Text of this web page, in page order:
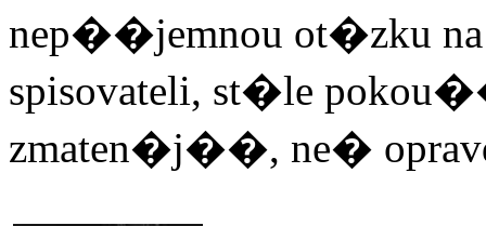
nep��jemnou ot�zku
spisovateli, st�le
zmaten�j��, ne�